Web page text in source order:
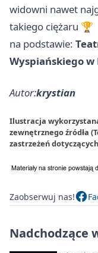
widowni nawet
takiego ciężaru 🏆
na podstawie:
Wyspiańskiego w
Autor:krystian
Ilustracja
zewnętrznego źródła
zastrzeżeń
Zaobserwuj nas!
Nadchodzące